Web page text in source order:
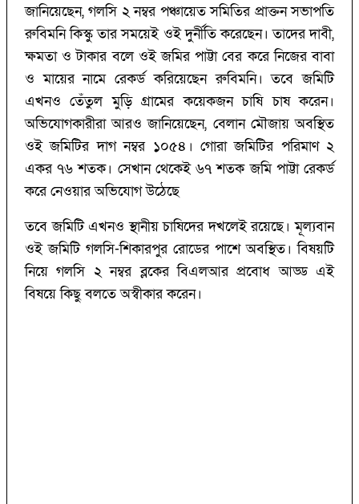
জানিয়েছেন, গলসি ২ নম্বর পঞ্চায়েত সমিতির প্রাক্তন সভাপতি
রুবিমনি কিস্কু তার সময়েই ওই দুর্নীতি করেছেন। তাদের দাবী,
ক্ষমতা ও টাকার বলে ওই জমির পাট্টা বের করে নিজের বাবা
ও মায়ের নামে রেকর্ড করিয়েছেন রুবিমনি। তবে জমিটি
এখনও তেঁতুল মুড়ি গ্রামের কয়েকজন চাষি চাষ করেন।
অভিযোগকারীরা আরও জানিয়েছেন, বেলান মৌজায় অবস্থিত
ওই জমিটির দাগ নম্বর ১০৫৪। গোরা জমিটির পরিমাণ ২
একর ৭৬ শতক। সেখান থেকেই ৬৭ শতক জমি পাট্টা রেকর্ড
করে নেওয়ার অভিযোগ উঠেছে
তবে জমিটি এখনও স্থানীয় চাষিদের দখলেই রয়েছে। মূল্যবান
ওই জমিটি গলসি-শিকারপুর রোডের পাশে অবস্থিত। বিষয়টি
নিয়ে গলসি ২ নম্বর ব্লকের বিএলআর প্রবোধ আড্ড এই
বিষয়ে কিছু বলতে অস্বীকার করেন।